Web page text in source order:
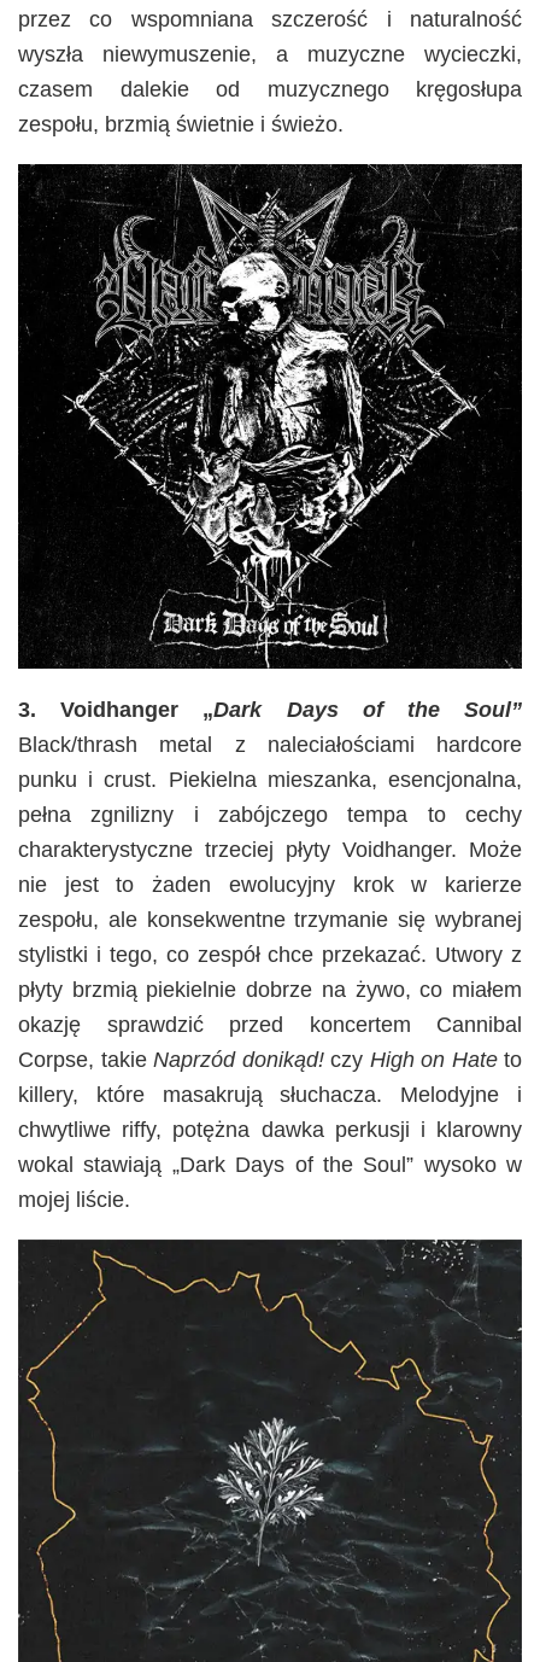
przez co wspomniana szczerość i naturalność
wyszła niewymuszenie, a muzyczne wycieczki,
czasem dalekie od muzycznego kręgosłupa
zespołu, brzmią świetnie i świeżo.
3. Voidhanger „Dark Days of the Soul”
Black/thrash metal z naleciałościami hardcore
punku i crust. Piekielna mieszanka, esencjonalna,
pełna zgnilizny i zabójczego tempa to cechy
charakterystyczne trzeciej płyty Voidhanger. Może
nie jest to żaden ewolucyjny krok w karierze
zespołu, ale konsekwentne trzymanie się wybranej
stylistki i tego, co zespół chce przekazać. Utwory z
płyty brzmią piekielnie dobrze na żywo, co miałem
okazję sprawdzić przed koncertem Cannibal
Corpse, takie Naprzód donikąd! czy High on Hateto
killery, które masakrują słuchacza. Melodyjne i
chwytliwe riffy, potężna dawka perkusji i klarowny
wokal stawiają „Dark Days of the Soul” wysoko w
mojej liście.